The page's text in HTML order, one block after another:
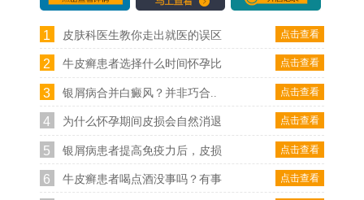
1 点击查看
皮肤科医生教你走出就医的误区
2 点击查看
牛皮癣患者选择什么时间怀孕比
3 点击查看
银屑病合并白癜风？并非巧合..
4 点击查看
为什么怀孕期间皮损会自然消退
5 点击查看
银屑病患者提高免疫力后，皮损
6 点击查看
牛皮癣患者喝点酒没事吗？有事